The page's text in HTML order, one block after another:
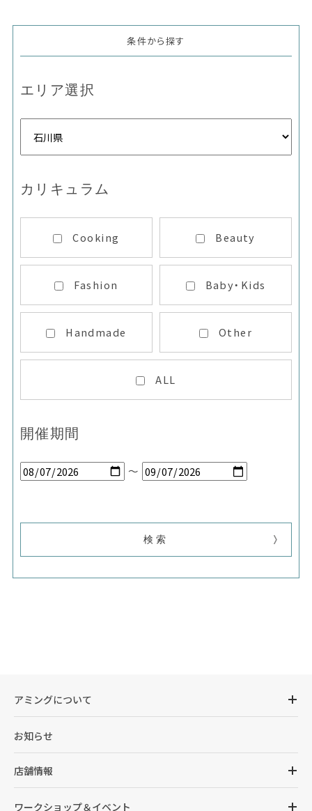
条件から探す
エリア選択
カリキュラム
Cooking Beauty
Fashion Baby・Kids
Handmade Other
ALL
開催期間
～
アミングについて
お知らせ
店舗情報
ワークショップ＆イベント